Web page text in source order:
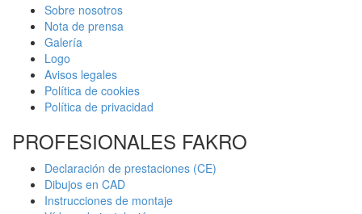
Sobre nosotros
Nota de prensa
Galería
Logo
Avisos legales
Política de cookies
Política de privacidad
PROFESIONALES FAKRO
Declaración de prestaciones (CE)
Dibujos en CAD
Instrucciones de montaje